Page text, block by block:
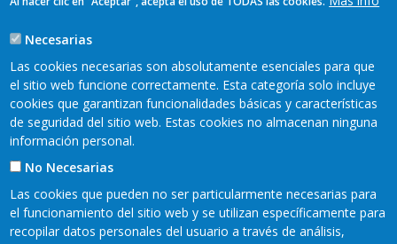
Mapa web
Aviso legal
Necesarias
Las cookies necesarias son absolutamente esenciales para que
el sitio web funcione correctamente. Esta categoría solo incluye
cookies que garantizan funcionalidades básicas y características
de seguridad del sitio web. Estas cookies no almacenan ninguna
información personal.
No Necesarias
Las cookies que pueden no ser particularmente necesarias para
el funcionamiento del sitio web y se utilizan específicamente para
recopilar datos personales del usuario a través de análisis,